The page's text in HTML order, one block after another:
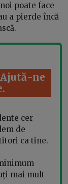
poate face
a pierde încă
ne
cer
de
ca tine.
mai mult